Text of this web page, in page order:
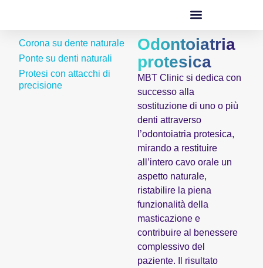
Corona su dente naturale
Ponte su denti naturali
Protesi con attacchi di
precisione
Odontoiatria
protesica
MBT Clinic si dedica con
successo alla
sostituzione di uno o più
denti attraverso
l’odontoiatria protesica,
mirando a restituire
all’intero cavo orale un
aspetto naturale,
ristabilire la piena
funzionalità della
masticazione e
contribuire al benessere
complessivo del
paziente. Il risultato